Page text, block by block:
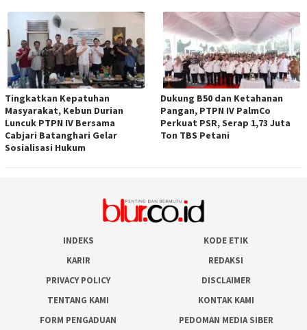
Tingkatkan Kepatuhan
Masyarakat, Kebun Durian
Luncuk PTPN IV Bersama
Cabjari Batanghari Gelar
Sosialisasi Hukum
Dukung B50 dan Ketahanan
Pangan, PTPN IV PalmCo
Perkuat PSR, Serap 1,73 Juta
Ton TBS Petani
INDEKS
KODE ETIK
KARIR
REDAKSI
PRIVACY POLICY
DISCLAIMER
TENTANG KAMI
KONTAK KAMI
FORM PENGADUAN
PEDOMAN MEDIA SIBER